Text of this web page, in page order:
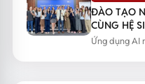
ĐÀO TẠO
CÙNG HỆ
NÂNG
Ứng dụng AI